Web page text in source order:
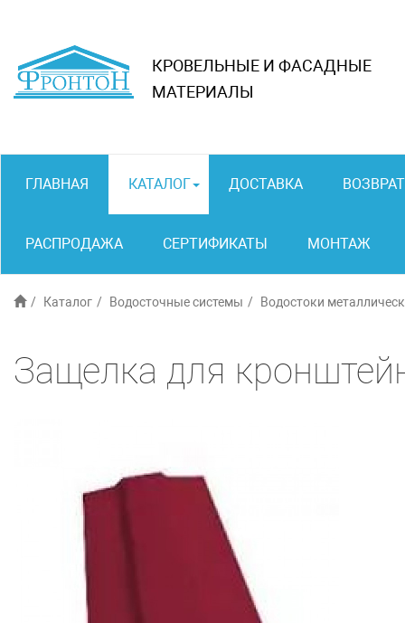
КРОВЕЛЬНЫЕ И ФАСАДНЫЕ
МАТЕРИАЛЫ
ГЛАВНАЯ КАТАЛОГ ДОСТАВКА ВОЗВРАТ
РАСПРОДАЖА СЕРТИФИКАТЫ МОНТАЖ
Каталог Водосточные системы Водостоки
Защелка для